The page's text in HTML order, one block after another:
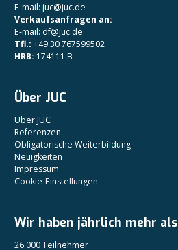
E-mail: juc@juc.de
Verkaufsanfragen an:
E-mail: df@juc.de
Tfl.: +49 30 767599502
HRB: 174111 B
Über JUC
Über JUC
Referenzen
Obligatorische Weiterbildung
Neuigkeiten
Impressum
Cookie-Einstellungen
Wir haben jährlich mehr als
26.000 Teilnehmer